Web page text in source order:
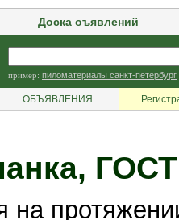
Доска оъявлений
пример: пиломатериалы санкт-петербург
ОБЪЯВЛЕНИЯ